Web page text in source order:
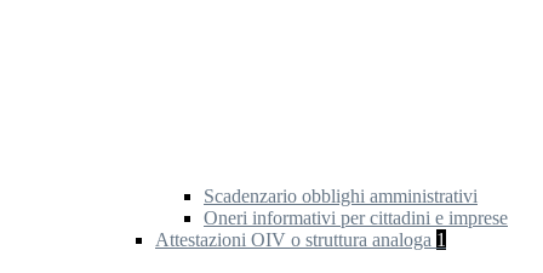
Scadenzario obblighi amministrativi
Oneri informativi per cittadini e imprese
Attestazioni OIV o struttura analoga 1